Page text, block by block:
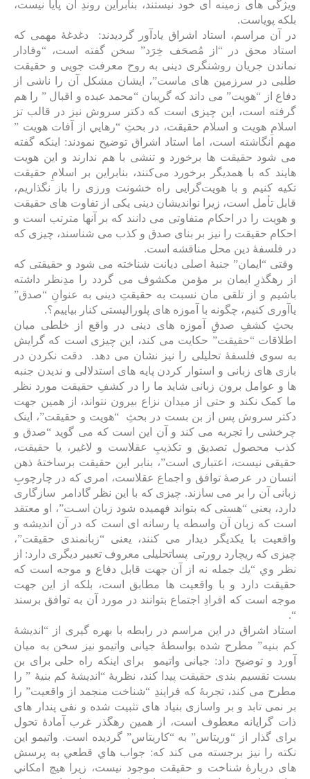
ویژگی های زمینه ای خود نیستند، بنابراین روندِ آن پایا نیست،
بلکه پویاست.
در آن مراسم، استاد اشراق یادآور گردیدند: دغدغۀ مهمی که
استاد محق در “از مُصحَف خِرَد” سخن گفته است، “وفادار
نماندن جریان روشنگری دینی به روح معرفت جویی و حقیقت
طلبی در سرزمین های ماست”، ایشان مشکل آن را ناشی از
دفاع از “هویت” می داند که گریبان “محمد عبده و اقبال ” را هم
گرفته است، این چیزی است که دکتر سروش نیز در قالب تز
اسلامِ هویت و اسلام حقیقت، در بحثِ “رهايي از آفات هويت ”
مهم انگاشته است، اما استاد اشراق توضیح نمودند: اینکه گفته
می شود حقیقت ‌ها برخورد و تنشی با هم ندارند و این هویت
‌هایند که با همدیگر برخورد می‌کنند، بنابراین بر اسلا‌مِ حقیقت
تکیه کنیم و با هویت‌گرایی راه خشونت ‌ورزی را باز نگذاریم،
قابل تأمل است، زیرا نواندیشان دینی یکی از تفاوت‌ های حقیقت
و هویت را در احکام متفاوتی می ‌دانند که بر آنها مترتب است و
احکام حقیقت را نیز بر بنای صدق و کذب می ‌‌شناسند، چیزی که
در فلسفۀ دین محل مناقشه است.
وقتی “ایمان” جنبۀ اصلی دیانت شناخته می شود و حقیقتی که
از رهگذرِ ایمان بر مؤمن مکشوف می گردد را مدِنظر داشته
باشیم و از تلقی مان نسبت به حقیقتِ دینی به عنوانِ “صدق”
یاآوری کنیم، چگونه با آموزه‌ های پلورالیستی کنار بیاییم؟.
بحثِ کشفِ صدقِ آموزه ‌های دینی در واقع از خلطی میان
اطلاقات “حقیقت” حکایت می کند، این چیزی است که گرایش
به سوی فلسفۀ تحلیلی را نیز نشان می دهد. دقت نکردن در
بازی های زبانی و استوار کردن پایه های استدلا‌لی و ندیدن جنبه
‌ها و عوامل برون زبانی شاید ما را در کشفِ حقیقت مورد نظر
ما کمک نکند و حتی از میدان نزاع بیرون نتواند، از همین جهت
دکتر سروش پس از بن بست در بحثِ “هویت و حقیقت”، اینک
چرخشی را تجربه می کند و آن این است که می گوید “صدق و
کذب محصول تصدیق و تکذیبِ عقلاست و لاغیر، یا حقیقت،
حقیقی نیست، اعتباری است”، بنابر این حقیقت برساختۀ ذهن
انسان در عرصۀ توافق و اجماع عقلاست، امری که در چارچوبِ
زبانی آن را بر می ‌سازند. چیزی که با این نظر گادامر سازگاری
دارد، یعنی “هستی که بتواند فهميده شود زبان اسـت”، او معتقد
است که زبان آن واسطه یا رسانه ای است که در آن اندیشه و
واقعيت با یکدیگر دیدار می کنند، یعنی “زبانمندی حقیقت”،
چیزی که ریچارد رورتی پساتحلیلی معروف تعبیر دیگری دارد: از
نظر وي “یك جمله نه از آن جهت قابل دفاع و موجه است كه
حقيقت دارد و با واقعيت ها مطابق است، بلكه از این جهت
موجه است كه افرادِ اجتماع بتوانند در مورد آن به توافق برسند
“.
استاد اشراق در این مراسم در رابطه با بهره گیری از “اندیشۀ
کم بنیه” مطرح شده بواسطۀ جیانی واتیمو نیز سخن به میان
آورد و توضیح داد: جیانی واتیمو برای اینکه راه حلی برای بن
بست تقسیم بندی حقیقت پیدا کند، نظریۀ “اندیشۀ کم بنیۀ ” را
مطرح می کند، تجربۀ که فرایندِ “شناخت منجمد از واقعیت” را
بر نمی تابد و بر واسازی بنیاد های تثبیت شده و نفی پندار های
ذات گرایانه معطوف است، از همین رهگذر غرب آمادۀ تحول
برای گذار از “وریتاس” به “کاریتاس” گردیده است. واتیمو این
نکته را نیز برجسته می کند که: جواب هاي قطعي به پرسش
های دربارۀ شناخت و حقيقت موجود نیست، زیرا هيچ امكاني